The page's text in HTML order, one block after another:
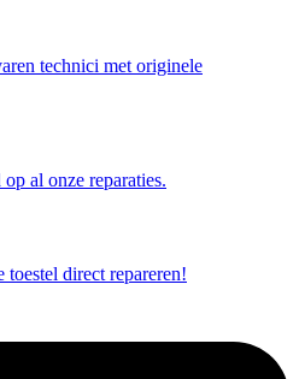
technici met originele
al onze reparaties.
direct repareren!